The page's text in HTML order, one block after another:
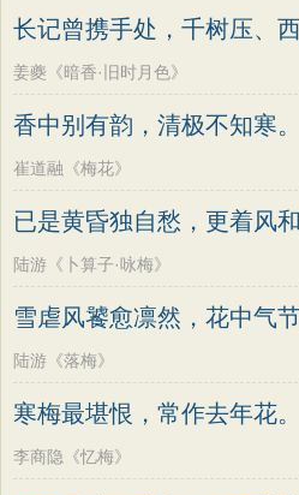
长记曾携手处，千树压、西
姜夔《暗香·旧时月色》
香中别有韵，清极不知寒。
崔道融《梅花》
已是黄昏独自愁，更着风和
陆游《卜算子·咏梅》
雪虐风饕愈凛然，花中气节
陆游《落梅》
寒梅最堪恨，常作去年花。
李商隐《忆梅》